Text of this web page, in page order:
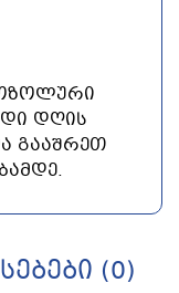
ᲓᲦᲘᲡ
ᲒᲐᲐᲨᲠᲔᲗ
(0)